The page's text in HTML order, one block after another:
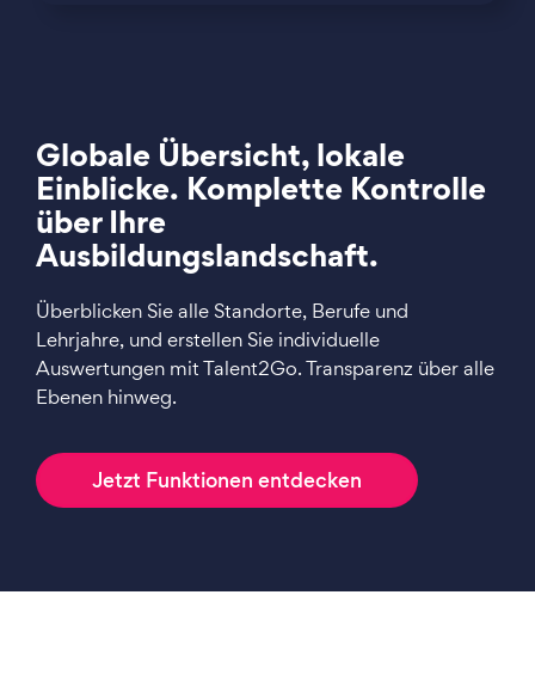
Globale Übersicht, lokale
Einblicke. Komplette Kontrolle
über Ihre
Ausbildungslandschaft.
Überblicken Sie alle Standorte, Berufe und
Lehrjahre, und erstellen Sie individuelle
Auswertungen mit Talent2Go. Transparenz über alle
Ebenen hinweg.
Jetzt Funktionen entdecken